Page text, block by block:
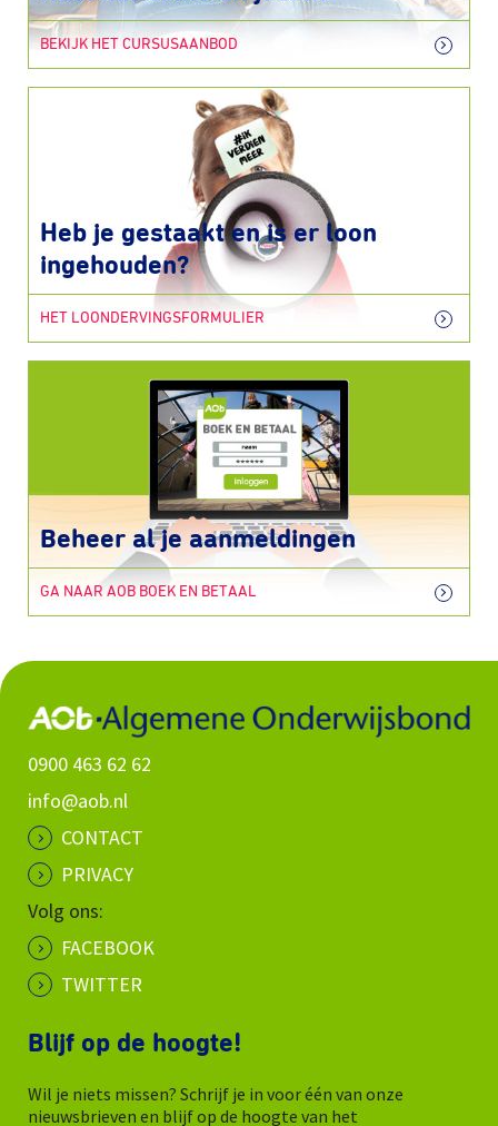
BEKIJK HET CURSUSAANBOD
Heb je gestaakt en is er loon
ingehouden?
HET LOONDERVINGSFORMULIER
Beheer al je aanmeldingen
GA NAAR AOB BOEK EN BETAAL
0900 463 62 62
info@aob.nl
CONTACT
PRIVACY
Volg ons:
FACEBOOK
TWITTER
Blijf op de hoogte!
Wil je niets missen? Schrijf je in voor één van onze
nieuwsbrieven en blijf op de hoogte van het